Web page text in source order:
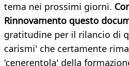
tema nei prossimi giorni.
Rinnovamento questo
gratitudine per il rilancio di
carismi' che certamente
'cenerentola' della